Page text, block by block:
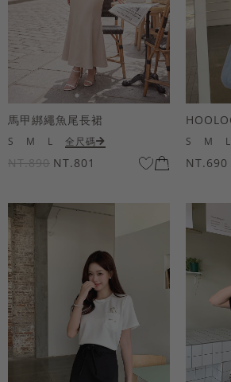
馬甲綁繩魚尾長裙
S M L 全尺碼
NT.890 NT.801
S M L
NT.690